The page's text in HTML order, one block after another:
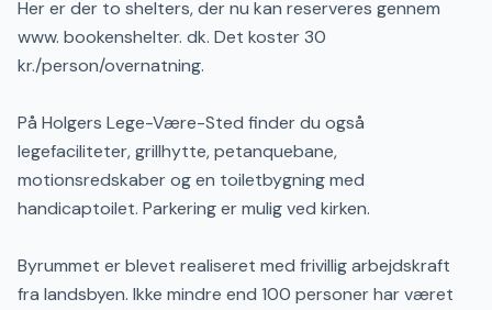
Her er der to shelters, der nu kan reserveres gennem
www. bookenshelter. dk. Det koster 30
kr./person/overnatning.
På Holgers Lege-Være-Sted finder du også
legefaciliteter, grillhytte, petanquebane,
motionsredskaber og en toiletbygning med
handicaptoilet. Parkering er mulig ved kirken.
Byrummet er blevet realiseret med frivillig arbejdskraft
fra landsbyen. Ikke mindre end 100 personer har været